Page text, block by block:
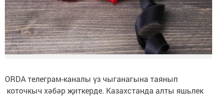
ORDA телеграм-каналы үз чыганагына таянып
коточкыч хәбәр җиткерде. Казахстанда алты яшьлек